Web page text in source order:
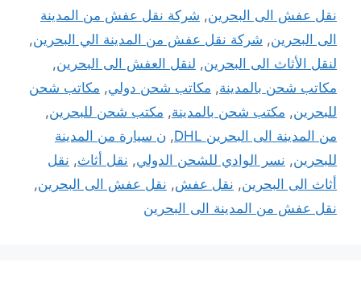
نقل عفش الى البحرين, شركة نقل عفش من المدينة
الى البحرين, شركة نقل عفش من المدينة الي البحرين,
لنقل الأثاث الى البحرين, لنقل العفش الى البحرين,
مكاتب شحن بالمدينة, مكاتب شحن دولي, مكاتب شحن
للبحرين, مكتب شحن بالمدينة, مكتب شحن للبحرين,
من المدينة الى البحرين DHL
, ن سيارة من المدينة
للبحرين, نسر الوادي للشحن الدولي, نقل أثاث, نقل
أثاث الى البحرين, نقل عفش, نقل عفش الى البحرين,
نقل عفش من المدينة الى البحرين